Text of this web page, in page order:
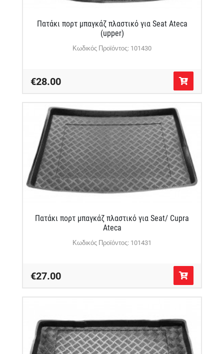
Πατάκι πορτ μπαγκάζ πλαστικό για Seat Ateca
(upper)
Κωδικός Προϊόντος: 101430
€28.00
Πατάκι πορτ μπαγκάζ πλαστικό για Seat/ Cupra
Ateca
Κωδικός Προϊόντος: 101431
€27.00